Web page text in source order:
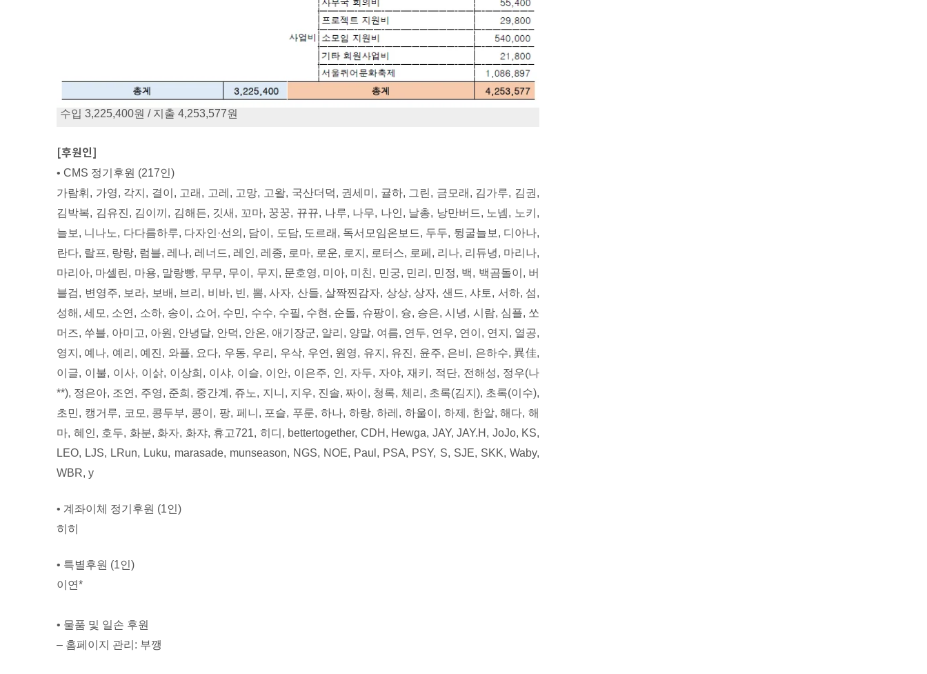
수입 3,225,400원 / 지출 4,253,577원
[후원인]
• CMS 정기후원 (217인)
가람휘, 가영, 각지, 결이, 고래, 고레, 고망, 고왈, 국산더덕, 권세미, 귤하, 그린, 금모래, 김가루, 김권,
김박복, 김유진, 김이끼, 김해든, 깃새, 꼬마, 꿍꿍, 뀨뀨, 나루, 나무, 나인, 날총, 낭만버드, 노넴, 노키,
늘보, 니나노, 다다름하루, 다자인·선의, 담이, 도담, 도르래, 독서모임온보드, 두두, 뒹굴늘보, 디아나,
란다, 랄프, 랑랑, 럼블, 레나, 레너드, 레인, 레종, 로마, 로운, 로지, 로터스, 로페, 리나, 리듀녕, 마리나,
마리아, 마셀린, 마용, 말랑빵, 무무, 무이, 무지, 문호영, 미아, 미친, 민궁, 민리, 민정, 백, 백곰돌이, 버
블검, 변영주, 보라, 보배, 브리, 비바, 빈, 뽐, 사자, 산들, 살짝찐감자, 상상, 상자, 샌드, 샤토, 서하, 섬,
성해, 세모, 소연, 소하, 송이, 쇼어, 수민, 수수, 수필, 수현, 순돌, 슈팡이, 슝, 승은, 시녕, 시람, 심플, 쏘
머즈, 쑤블, 아미고, 아원, 안녕달, 안덕, 안온, 애기장군, 얄리, 양말, 여름, 연두, 연우, 연이, 연지, 열공,
영지, 예나, 예리, 예진, 와플, 요다, 우동, 우리, 우삭, 우연, 원영, 유지, 유진, 윤주, 은비, 은하수, 異佳,
이글, 이불, 이사, 이삵, 이상희, 이샤, 이슬, 이안, 이은주, 인, 자두, 자야, 재키, 적단, 전해성, 정우(나
**), 정은아, 조연, 주영, 준희, 중간계, 쥬노, 지니, 지우, 진솔, 짜이, 청록, 체리, 초록(김지), 초록(이수),
초민, 캥거루, 코모, 콩두부, 콩이, 팡, 페니, 포슬, 푸룬, 하나, 하랑, 하레, 하울이, 하제, 한알, 해다, 해
마, 혜인, 호두, 화분, 화자, 화쟈, 휴고721, 히디, bettertogether, CDH, Hewga, JAY, JAY.H, JoJo, KS,
LEO, LJS, LRun, Luku, marasade, munseason, NGS, NOE, Paul, PSA, PSY, S, SJE, SKK, Waby,
WBR, y
• 계좌이체 정기후원 (1인)
히히
• 특별후원 (1인)
이연*
• 물품 및 일손 후원
– 홈페이지 관리: 부깽